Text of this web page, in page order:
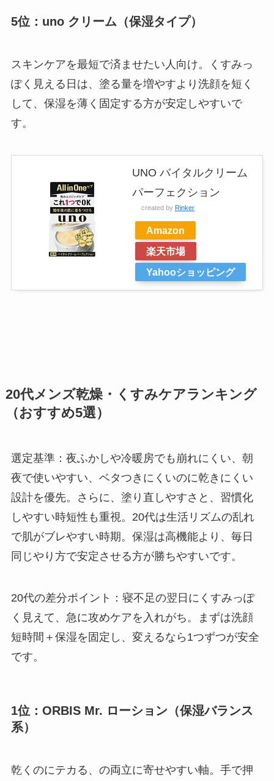
5位：uno クリーム（保湿タイプ）
スキンケアを最短で済ませたい人向け。くすみっ
ぽく見える日は、塗る量を増やすより洗顔を短く
して、保湿を薄く固定する方が安定しやすいで
す。
UNO バイタルクリーム
パーフェクション
created by Rinker
Amazon
楽天市場
Yahooショッピング
20代メンズ乾燥・くすみケアランキング
（おすすめ5選）
選定基準：夜ふかしや冷暖房でも崩れにくい、朝
夜で使いやすい、ベタつきにくいのに乾きにくい
設計を優先。さらに、塗り直しやすさと、習慣化
しやすい時短性も重視。20代は生活リズムの乱れ
で肌がブレやすい時期。保湿は高機能より、毎日
同じやり方で安定させる方が勝ちやすいです。
20代の差分ポイント：寝不足の翌日にくすみっぽ
く見えて、急に攻めケアを入れがち。まずは洗顔
短時間＋保湿を固定し、変えるなら1つずつが安全
です。
1位：ORBIS Mr. ローション（保湿バランス
系）
乾くのにテカる、の両立に寄せやすい軸。手で押